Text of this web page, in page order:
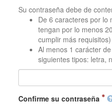
Su contraseña debe de
De 6 caracteres por lo
tengan por lo menos
cumplir más requisitos)
Al menos 1 carácter
siguientes tipos: letra,
Confirme su contraseña